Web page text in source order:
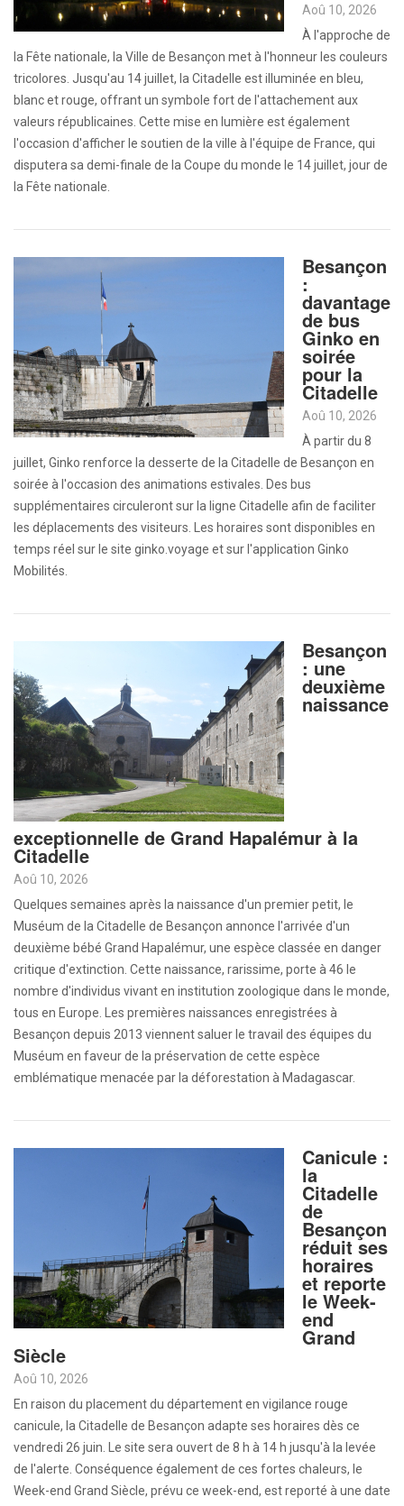
Aoû 10, 2026
À l'approche de
la Fête nationale, la Ville de Besançon met à l'honneur les couleurs
tricolores. Jusqu'au 14 juillet, la Citadelle est illuminée en bleu,
blanc et rouge, offrant un symbole fort de l'attachement aux
valeurs républicaines. Cette mise en lumière est également
l'occasion d'afficher le soutien de la ville à l'équipe de France, qui
disputera sa demi-finale de la Coupe du monde le 14 juillet, jour de
la Fête nationale.
Besançon
:
davantage
de bus
Ginko en
soirée
pour la
Citadelle
Aoû 10, 2026
À partir du 8
juillet, Ginko renforce la desserte de la Citadelle de Besançon en
soirée à l'occasion des animations estivales. Des bus
supplémentaires circuleront sur la ligne Citadelle afin de faciliter
les déplacements des visiteurs. Les horaires sont disponibles en
temps réel sur le site ginko.voyage et sur l'application Ginko
Mobilités.
Besançon
: une
deuxième
naissance
exceptionnelle de Grand Hapalémur à la
Citadelle
Aoû 10, 2026
Quelques semaines après la naissance d'un premier petit, le
Muséum de la Citadelle de Besançon annonce l'arrivée d'un
deuxième bébé Grand Hapalémur, une espèce classée en danger
critique d'extinction. Cette naissance, rarissime, porte à 46 le
nombre d'individus vivant en institution zoologique dans le monde,
tous en Europe. Les premières naissances enregistrées à
Besançon depuis 2013 viennent saluer le travail des équipes du
Muséum en faveur de la préservation de cette espèce
emblématique menacée par la déforestation à Madagascar.
Canicule :
la
Citadelle
de
Besançon
réduit ses
horaires
et reporte
le Week-
end
Grand
Siècle
Aoû 10, 2026
En raison du placement du département en vigilance rouge
canicule, la Citadelle de Besançon adapte ses horaires dès ce
vendredi 26 juin. Le site sera ouvert de 8 h à 14 h jusqu'à la levée
de l'alerte. Conséquence également de ces fortes chaleurs, le
Week-end Grand Siècle, prévu ce week-end, est reporté à une date